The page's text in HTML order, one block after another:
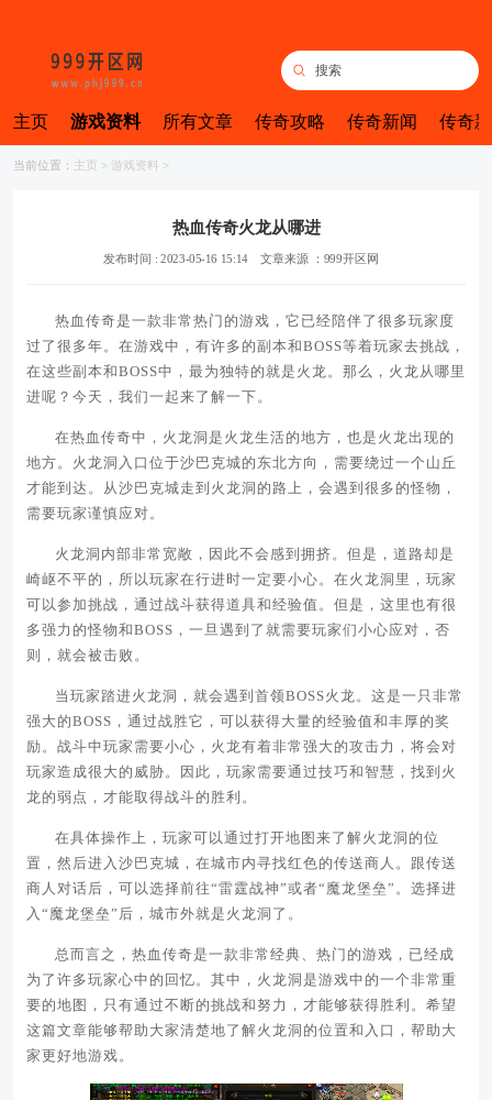
主页 游戏资料 所有文章 传奇攻略 传奇新闻 传奇
当前位置： 主页 > 游戏资料 >
热血传奇火龙从哪进
发布时间 : 2023-05-16 15:14 文章来源 ：999开区网
热血传奇是一款非常热门的游戏，它已经陪伴了很多玩家度
过了很多年。在游戏中，有许多的副本和BOSS等着玩家去挑战，
在这些副本和BOSS中，最为独特的就是火龙。那么，火龙从哪里
进呢？今天，我们一起来了解一下。
在热血传奇中，火龙洞是火龙生活的地方，也是火龙出现的
地方。火龙洞入口位于沙巴克城的东北方向，需要绕过一个山丘
才能到达。从沙巴克城走到火龙洞的路上，会遇到很多的怪物，
需要玩家谨慎应对。
火龙洞内部非常宽敞，因此不会感到拥挤。但是，道路却是
崎岖不平的，所以玩家在行进时一定要小心。在火龙洞里，玩家
可以参加挑战，通过战斗获得道具和经验值。但是，这里也有很
多强力的怪物和BOSS，一旦遇到了就需要玩家们小心应对，否
则，就会被击败。
当玩家踏进火龙洞，就会遇到首领BOSS火龙。这是一只非常
强大的BOSS，通过战胜它，可以获得大量的经验值和丰厚的奖
励。战斗中玩家需要小心，火龙有着非常强大的攻击力，将会对
玩家造成很大的威胁。因此，玩家需要通过技巧和智慧，找到火
龙的弱点，才能取得战斗的胜利。
在具体操作上，玩家可以通过打开地图来了解火龙洞的位
置，然后进入沙巴克城，在城市内寻找红色的传送商人。跟传送
商人对话后，可以选择前往“雷霆战神”或者“魔龙堡垒”。选择进
入“魔龙堡垒”后，城市外就是火龙洞了。
总而言之，热血传奇是一款非常经典、热门的游戏，已经成
为了许多玩家心中的回忆。其中，火龙洞是游戏中的一个非常重
要的地图，只有通过不断的挑战和努力，才能够获得胜利。希望
这篇文章能够帮助大家清楚地了解火龙洞的位置和入口，帮助大
家更好地游戏。